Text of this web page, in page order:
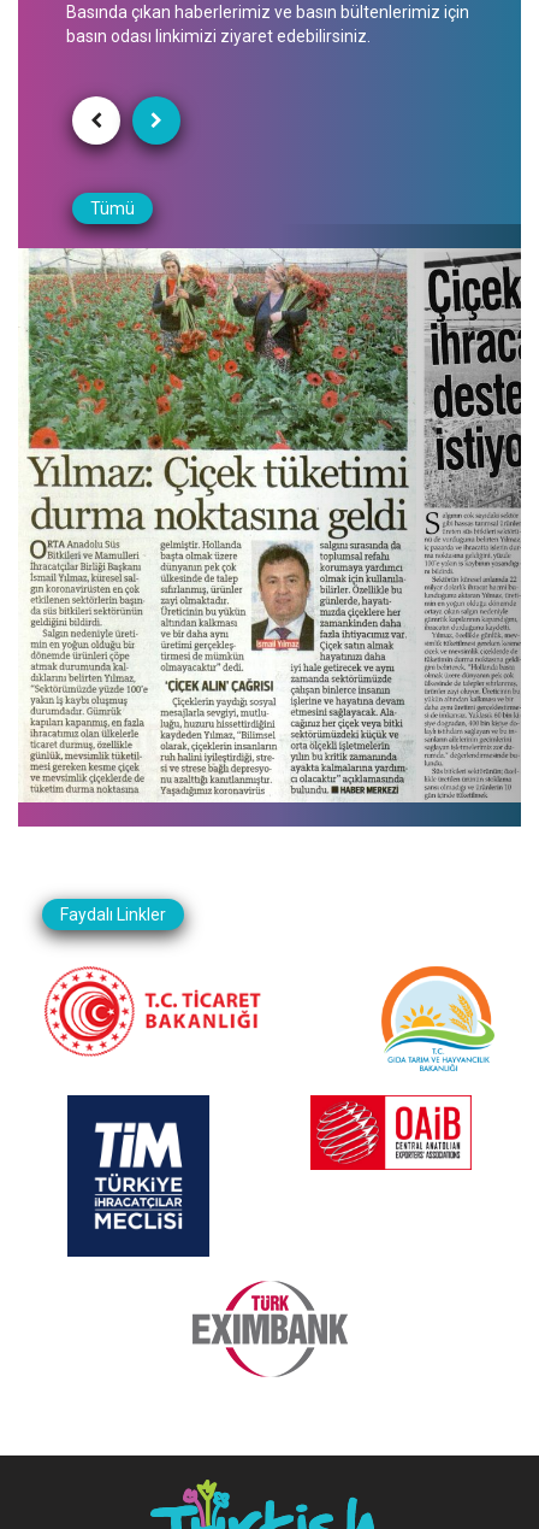
Basında çıkan haberlerimiz ve basın bültenlerimiz için
basın odası linkimizi ziyaret edebilirsiniz.
Tümü
Faydalı Linkler